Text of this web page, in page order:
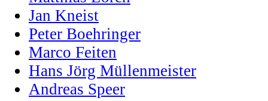
Jan Kneist
Peter Boehringer
Marco Feiten
Hans Jörg Müllenmeister
Andreas Speer